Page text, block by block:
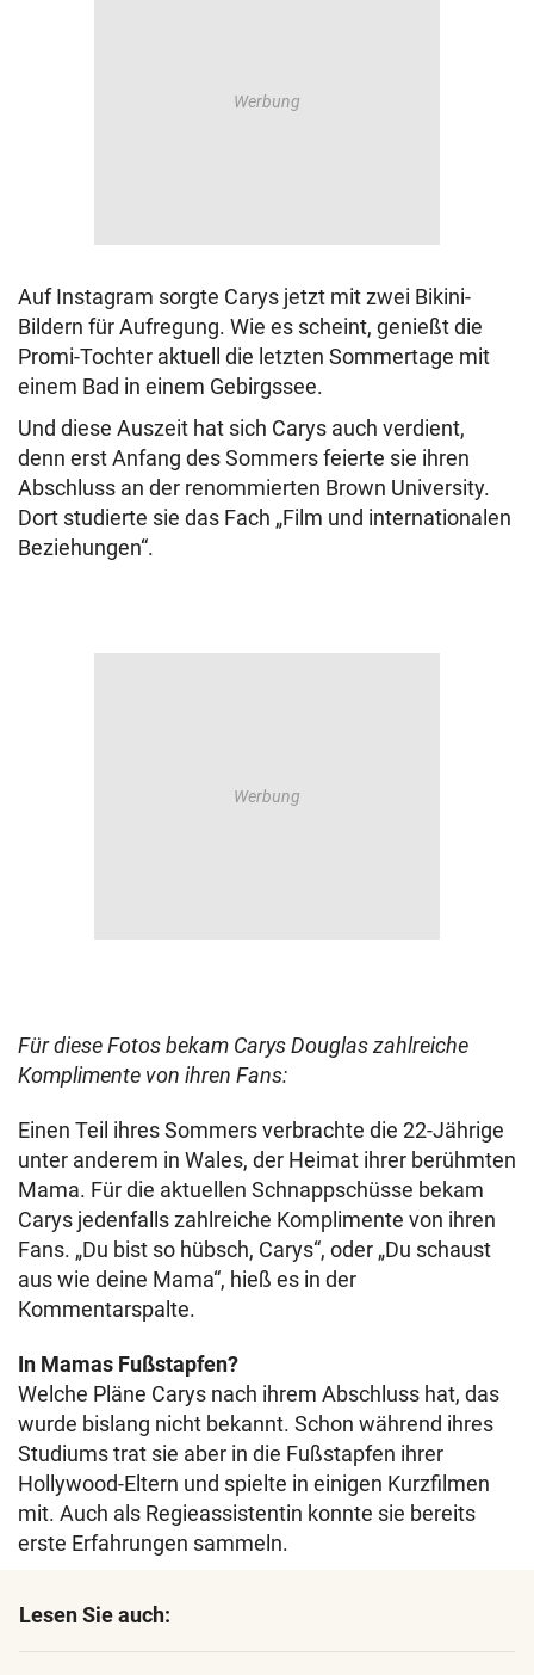
Auf Instagram sorgte Carys jetzt mit zwei Bikini-
Bildern für Aufregung. Wie es scheint, genießt die
Promi-Tochter aktuell die letzten Sommertage mit
einem Bad in einem Gebirgssee.
Und diese Auszeit hat sich Carys auch verdient,
denn erst Anfang des Sommers feierte sie ihren
Abschluss an der renommierten Brown University.
Dort studierte sie das Fach „Film und internationalen
Beziehungen“.
Für diese Fotos bekam Carys Douglas zahlreiche
Komplimente von ihren Fans:
Einen Teil ihres Sommers verbrachte die 22-Jährige
unter anderem in Wales, der Heimat ihrer berühmten
Mama. Für die aktuellen Schnappschüsse bekam
Carys jedenfalls zahlreiche Komplimente von ihren
Fans. „Du bist so hübsch, Carys“, oder „Du schaust
aus wie deine Mama“, hieß es in der
Kommentarspalte.
In Mamas Fußstapfen?
Welche Pläne Carys nach ihrem Abschluss hat, das
wurde bislang nicht bekannt. Schon während ihres
Studiums trat sie aber in die Fußstapfen ihrer
Hollywood-Eltern und spielte in einigen Kurzfilmen
mit. Auch als Regieassistentin konnte sie bereits
erste Erfahrungen sammeln.
Lesen Sie auch: